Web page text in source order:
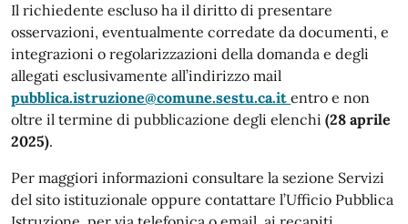
Il richiedente escluso ha il diritto di presentare
osservazioni, eventualmente corredate da documenti, e
integrazioni o regolarizzazioni della domanda e degli
allegati esclusivamente all’indirizzo mail
pubblica.istruzione@comune.sestu.ca.it entro e non
oltre il termine di pubblicazione degli elenchi (28 aprile
2025).
Per maggiori informazioni consultare la sezione Servizi
del sito istituzionale oppure contattare l’Ufficio Pubblica